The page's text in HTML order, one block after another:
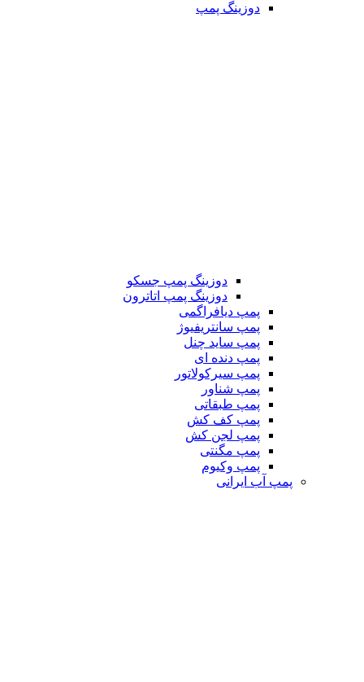
دوزینگ پمپ
دوزینگ پمپ جسکو
دوزینگ پمپ اتاترون
پمپ دیافراگمی
پمپ سانتریفیوژ
پمپ ساید چنل
پمپ دنده ای
پمپ سیرکولاتور
پمپ شناور
پمپ طبقاتی
پمپ کف کش
پمپ لجن کش
پمپ مگنتی
پمپ وکیوم
پمپ آب ایرانی